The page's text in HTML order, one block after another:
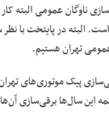
ناوگان عمومی
البته در پایتخت با
تهران هستیم.
پیک موتوری‌های
این سال‌ها برقی‌سازی